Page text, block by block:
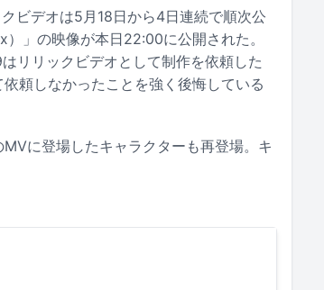
ビデオは5月18日から4日連続で順次公
」の映像が本日22:00に公開された。
リリックビデオとして制作を依頼した
頼しなかったことを強く後悔している
に登場したキャラクターも再登場。キ